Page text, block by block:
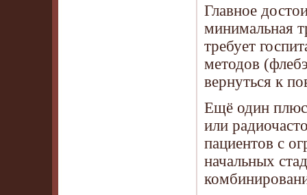
Главное
минимальная
требует
методов
вернуться к
Ещё один
или
пациентов с
начальных